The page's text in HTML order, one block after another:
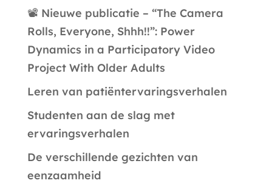
📽️ Nieuwe publicatie – “The Camera
Rolls, Everyone, Shhh!!”: Power
Dynamics in a Participatory Video
Project With Older Adults
Leren van patiëntervaringsverhalen
Studenten aan de slag met
ervaringsverhalen
De verschillende gezichten van
eenzaamheid